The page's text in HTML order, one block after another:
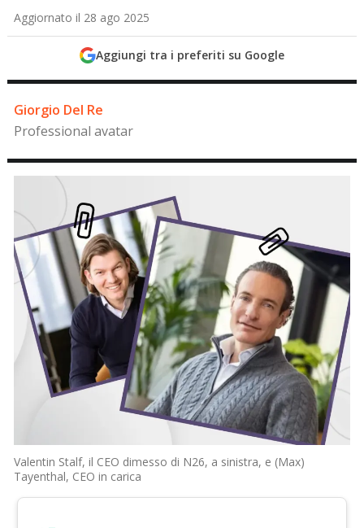
Aggiornato il 28 ago 2025
Aggiungi tra i preferiti su Google
Giorgio Del Re
Professional avatar
Valentin Stalf, il CEO dimesso di N26, a sinistra, e (Max)
Tayenthal, CEO in carica